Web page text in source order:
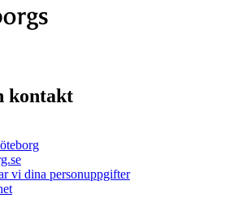
kontakt
vi dina personuppgifter